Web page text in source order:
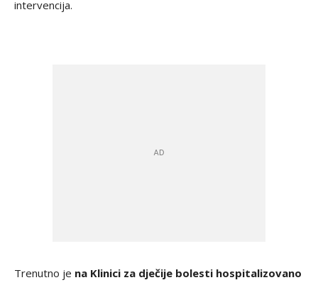
intervencija.
Trenutno je na Klinici za dječije bolesti hospitalizovano